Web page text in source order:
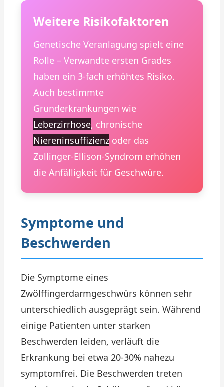
Weitere Risikofaktoren
Genetische Veranlagung spielt eine
Rolle – Verwandte ersten Grades
haben ein 3-fach erhöhtes Risiko.
Auch bestimmte
Grunderkrankungen wie
Leberzirrhose, chronische
Niereninsuffizienz oder das
Zollinger-Ellison-Syndrom erhöhen
die Anfälligkeit für Geschwüre.
Symptome und
Beschwerden
Die Symptome eines
Zwölffingerdarmgeschwürs können sehr
unterschiedlich ausgeprägt sein. Während
einige Patienten unter starken
Beschwerden leiden, verläuft die
Erkrankung bei etwa 20-30% nahezu
symptomfrei. Die Beschwerden treten